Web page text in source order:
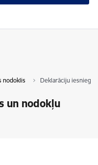
nodoklis Deklarāciju
un nodokļu